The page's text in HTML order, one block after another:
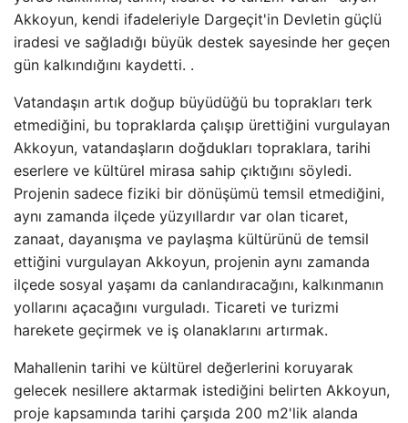
Akkoyun, kendi ifadeleriyle Dargeçit'in Devletin güçlü
iradesi ve sağladığı büyük destek sayesinde her geçen
gün kalkındığını kaydetti. .
Vatandaşın artık doğup büyüdüğü bu toprakları terk
etmediğini, bu topraklarda çalışıp ürettiğini vurgulayan
Akkoyun, vatandaşların doğdukları topraklara, tarihi
eserlere ve kültürel mirasa sahip çıktığını söyledi.
Projenin sadece fiziki bir dönüşümü temsil etmediğini,
aynı zamanda ilçede yüzyıllardır var olan ticaret,
zanaat, dayanışma ve paylaşma kültürünü de temsil
ettiğini vurgulayan Akkoyun, projenin aynı zamanda
ilçede sosyal yaşamı da canlandıracağını, kalkınmanın
yollarını açacağını vurguladı. Ticareti ve turizmi
harekete geçirmek ve iş olanaklarını artırmak.
Mahallenin tarihi ve kültürel değerlerini koruyarak
gelecek nesillere aktarmak istediğini belirten Akkoyun,
proje kapsamında tarihi çarşıda 200 m2'lik alanda